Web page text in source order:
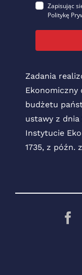
Zapisując
Politykę
Zadania
Ekonomiczny
budżetu
ustawy z dnia
Instytucie
1735, z późn.